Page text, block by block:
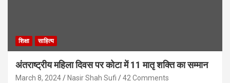
शिक्षा साहित्य
अंतराष्ट्रीय महिला दिवस पर कोटा में 11 मातृ शक्ति का सम्मान
March 8, 2024 Nasir Shah Sufi 42 Comments